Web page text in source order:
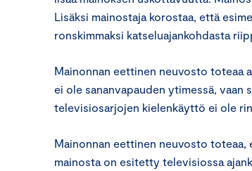
Lisäksi mainostaja korostaa, että
ronskimmaksi katseluajankohdasta
Mainonnan eettinen neuvosto toteaa
ei ole sananvapauden ytimessä, vaan
televisiosarjojen kielenkäyttö ei ole
Mainonnan eettinen neuvosto toteaa,
mainosta on esitetty televisiossa